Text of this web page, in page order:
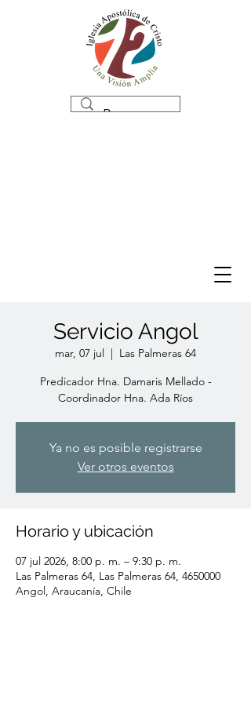
Servicio Angol
mar, 07 jul
  |
Las Palmeras 64
Predicador Hna. Damaris Mellado -
Coordinador Hna. Ada Ríos
Ya no es posible registrarse
Ver otros eventos
Horario y ubicación
07 jul 2026, 8:00 p. m. – 9:30 p. m.
Las Palmeras 64, Las Palmeras 64, 4650000
Angol, Araucanía, Chile